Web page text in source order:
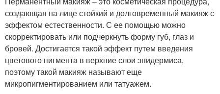
создающая на лице стойкий и долговременный макияж с
эффектом естественности. С ее помощью можно
скорректировать или подчеркнуть форму губ, глаз и
бровей. Достигается такой эффект путем введения
цветового пигмента в верхние слои эпидермиса,
поэтому такой макияж называют еще
микропигментированием или татуажем.